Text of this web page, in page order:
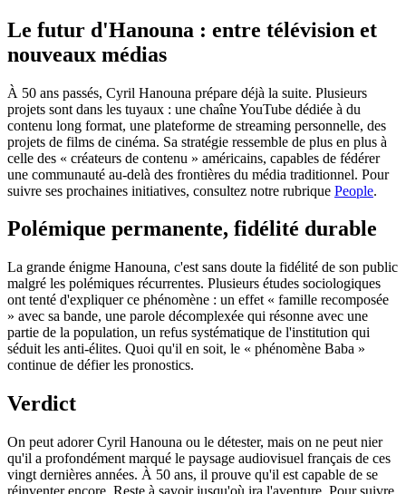
Le futur d'Hanouna : entre télévision et
nouveaux médias
À 50 ans passés, Cyril Hanouna prépare déjà la suite. Plusieurs
projets sont dans les tuyaux : une chaîne YouTube dédiée à du
contenu long format, une plateforme de streaming personnelle, des
projets de films de cinéma. Sa stratégie ressemble de plus en plus à
celle des « créateurs de contenu » américains, capables de fédérer
une communauté au-delà des frontières du média traditionnel. Pour
suivre ses prochaines initiatives, consultez notre rubrique People.
Polémique permanente, fidélité durable
La grande énigme Hanouna, c'est sans doute la fidélité de son public
malgré les polémiques récurrentes. Plusieurs études sociologiques
ont tenté d'expliquer ce phénomène : un effet « famille recomposée
» avec sa bande, une parole décomplexée qui résonne avec une
partie de la population, un refus systématique de l'institution qui
séduit les anti-élites. Quoi qu'il en soit, le « phénomène Baba »
continue de défier les pronostics.
Verdict
On peut adorer Cyril Hanouna ou le détester, mais on ne peut nier
qu'il a profondément marqué le paysage audiovisuel français de ces
vingt dernières années. À 50 ans, il prouve qu'il est capable de se